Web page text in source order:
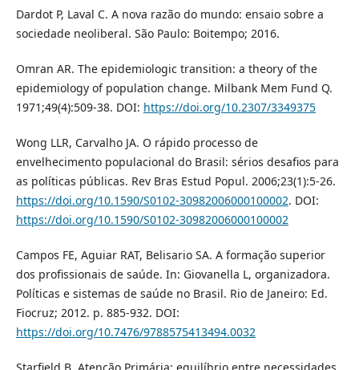
Dardot P, Laval C. A nova razão do mundo: ensaio sobre a
sociedade neoliberal. São Paulo: Boitempo; 2016.
Omran AR. The epidemiologic transition: a theory of the
epidemiology of population change. Milbank Mem Fund Q.
1971;49(4):509-38. DOI: https://doi.org/10.2307/3349375
Wong LLR, Carvalho JA. O rápido processo de
envelhecimento populacional do Brasil: sérios desafios para
as políticas públicas. Rev Bras Estud Popul. 2006;23(1):5-26.
https://doi.org/10.1590/S0102-30982006000100002. DOI:
https://doi.org/10.1590/S0102-30982006000100002
Campos FE, Aguiar RAT, Belisario SA. A formação superior
dos profissionais de saúde. In: Giovanella L, organizadora.
Políticas e sistemas de saúde no Brasil. Rio de Janeiro: Ed.
Fiocruz; 2012. p. 885-932. DOI:
https://doi.org/10.7476/9788575413494.0032